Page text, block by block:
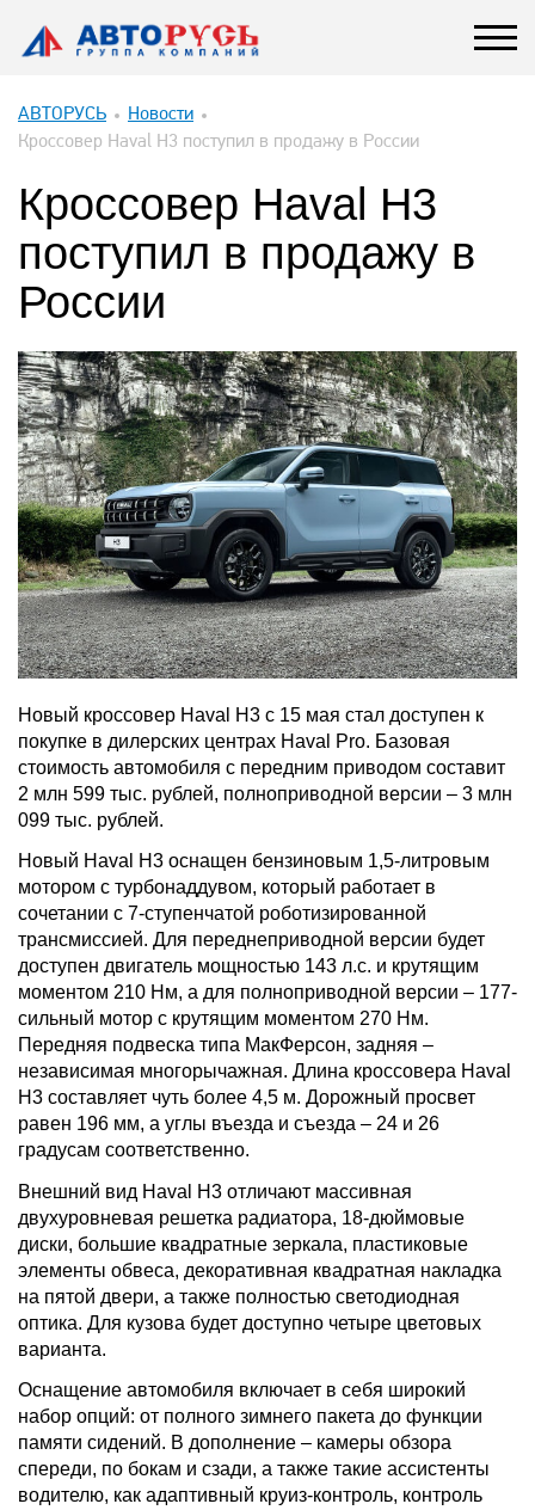
АВТОРУСЬ
Новости
Кроссовер Haval H3 поступил в продажу в России
Кроссовер Haval H3
поступил в продажу в
России
Новый кроссовер Haval H3 с 15 мая стал доступен к
покупке в дилерских центрах Haval Pro. Базовая
стоимость автомобиля с передним приводом составит
2 млн 599 тыс. рублей, полноприводной версии – 3 млн
099 тыс. рублей.
Новый Haval H3 оснащен бензиновым 1,5-литровым
мотором с турбонаддувом, который работает в
сочетании с 7-ступенчатой роботизированной
трансмиссией. Для переднеприводной версии будет
доступен двигатель мощностью 143 л.с. и крутящим
моментом 210 Нм, а для полноприводной версии – 177-
сильный мотор с крутящим моментом 270 Нм.
Передняя подвеска типа МакФерсон, задняя –
независимая многорычажная. Длина кроссовера Haval
H3 составляет чуть более 4,5 м. Дорожный просвет
равен 196 мм, а углы въезда и съезда – 24 и 26
градусам соответственно.
Внешний вид Haval H3 отличают массивная
двухуровневая решетка радиатора, 18-дюймовые
диски, большие квадратные зеркала, пластиковые
элементы обвеса, декоративная квадратная накладка
на пятой двери, а также полностью светодиодная
оптика. Для кузова будет доступно четыре цветовых
варианта.
Оснащение автомобиля включает в себя широкий
набор опций: от полного зимнего пакета до функции
памяти сидений. В дополнение – камеры обзора
спереди, по бокам и сзади, а также такие ассистенты
водителю, как адаптивный круиз-контроль, контроль